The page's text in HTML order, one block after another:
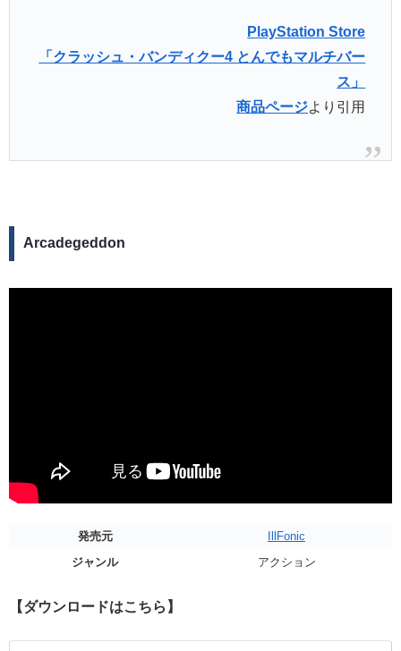
PlayStation Store
「クラッシュ・バンディクー4 とんでもマルチバー
ス」
商品ページより引用
Arcadegeddon
発売元
IllFonic
ジャンル
アクション
【ダウンロードはこちら】